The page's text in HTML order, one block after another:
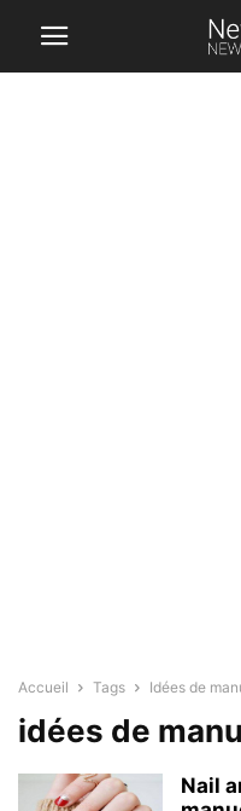
Accueil Tags Idées de
idées de
Nail